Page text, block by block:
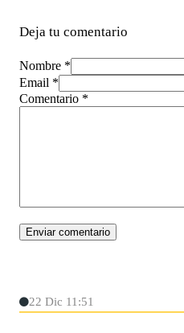
Deja tu comentario
Nombre *
Email *
Comentario *
22 Dic 11:51